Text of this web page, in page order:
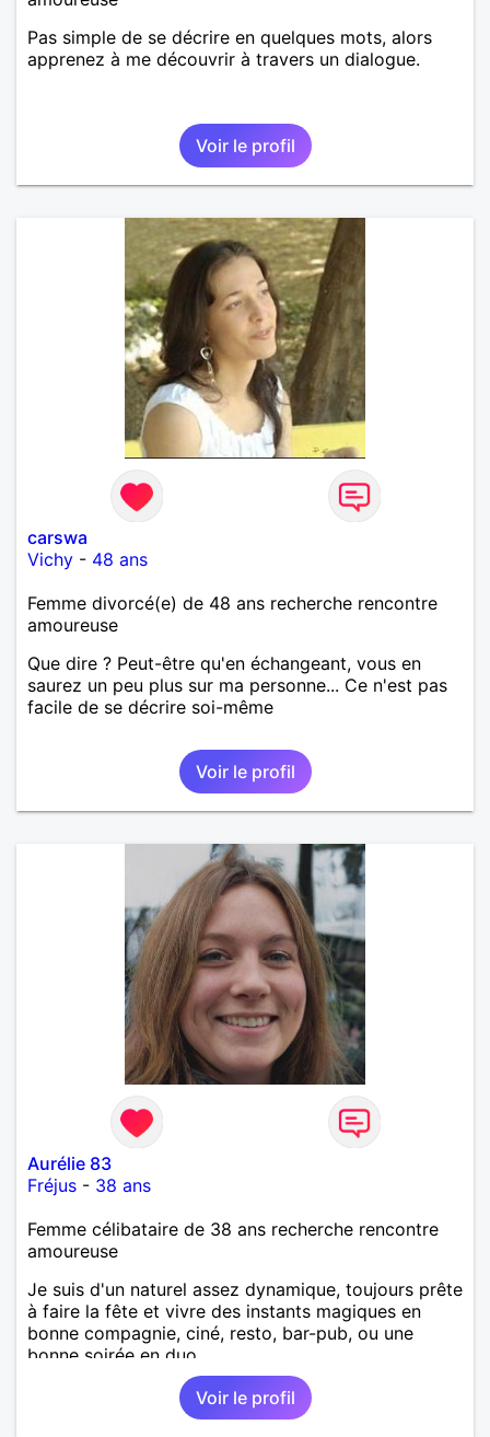
Pas simple de se décrire en quelques mots, alors
apprenez à me découvrir à travers un dialogue.
Voir le profil
carswa
Vichy - 48 ans
Femme divorcé(e) de 48 ans recherche rencontre
amoureuse
Que dire ? Peut-être qu'en échangeant, vous en
saurez un peu plus sur ma personne... Ce n'est pas
facile de se décrire soi-même
Voir le profil
Aurélie 83
Fréjus - 38 ans
Femme célibataire de 38 ans recherche rencontre
amoureuse
Je suis d'un naturel assez dynamique, toujours prête
à faire la fête et vivre des instants magiques en
bonne compagnie, ciné, resto, bar-pub, ou une
bonne soirée en duo.
Voir le profil